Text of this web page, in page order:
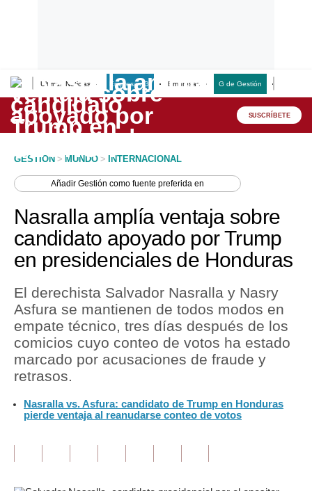
Últimas Noticias Empresas G Empresas G de Gestión
Lo último
Peru Quiosco
Economía
Mercados
Política
Tu Dinero
Finanzas Personales
Plus G
Opinión
SUSCRÍBETE
GESTION > MUNDO > INTERNACIONAL
AñadirGestión como fuente preferida en
Nasralla amplía ventaja sobre
candidato apoyado por Trump
en presidenciales de Honduras
El derechista Salvador Nasralla y Nasry
Asfura se mantienen de todos modos en
empate técnico, tres días después de los
comicios cuyo conteo de votos ha estado
marcado por acusaciones de fraude y
retrasos.
Nasralla vs. Asfura: candidato de Trump en Honduras
pierde ventaja al reanudarse conteo de votos